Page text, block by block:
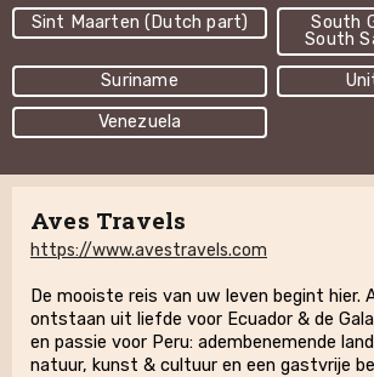
Sint Maarten (Dutch part)
South
South
Suriname
Venezuela
Aves Travels
https://www.avestravels.com
De mooiste reis van uw leven begint hier.
ontstaan uit liefde voor Ecuador & de
en passie voor Peru: adembenemende
natuur, kunst & cultuur en een gastvrije